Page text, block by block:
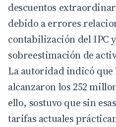
descuentos
debido a errores
contabilización del IPC
sobreestimación de
La autoridad indicó que
alcanzaron los 252
ello, sostuvo que sin
tarifas actuales